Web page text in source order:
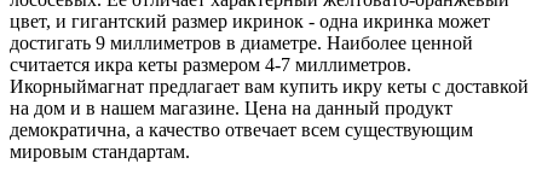
цвет, и гигантский размер икринок - одна икринка может
достигать 9 миллиметров в диаметре. Наиболее ценной
считается икра кеты размером 4-7 миллиметров.
Икорныймагнат предлагает вам купить икру кеты с доставкой
на дом и в нашем магазине. Цена на данный продукт
демократична, а качество отвечает всем существующим
мировым стандартам.